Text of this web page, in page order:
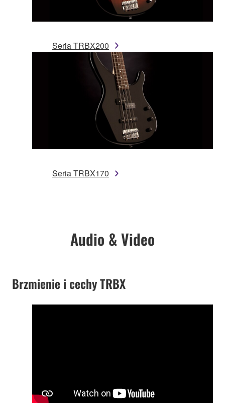
Seria TRBX200
Seria TRBX170
Audio & Video
Brzmienie i cechy TRBX